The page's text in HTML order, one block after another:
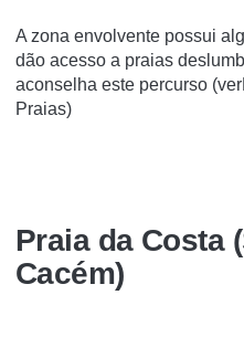
A zona envolvente possui
dão acesso a praias
aconselha este percurso
Praias)
Praia da Costa
Cacém)